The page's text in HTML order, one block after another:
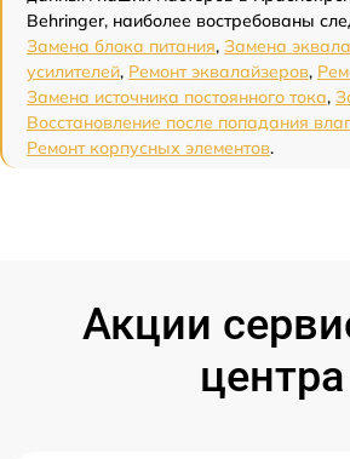
Behringer, наиболее востребованы
Замена блока питания, Замена
усилителей, Ремонт эквалайзеров,
Замена источника постоянного тока,
Восстановление после попадания
Ремонт корпусных элементов.
Акции
центра